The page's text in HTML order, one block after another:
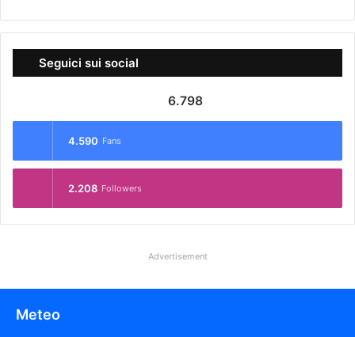
Seguici sui social
6.798
4.590 Fans
2.208 Followers
Advertisement
Meteo